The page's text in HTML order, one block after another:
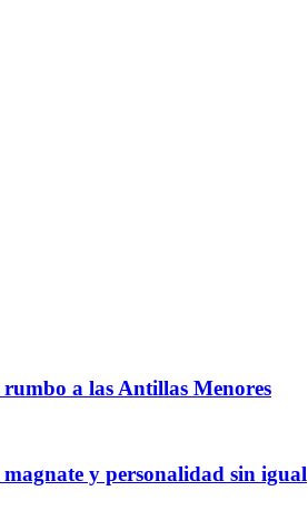
a las Antillas Menores
y personalidad sin igual